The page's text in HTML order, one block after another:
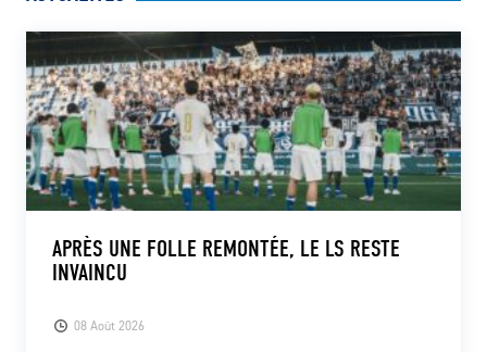
08 Août 2026
APRÈS UNE FOLLE REMONTÉE, LE LS RESTE
INVAINCU